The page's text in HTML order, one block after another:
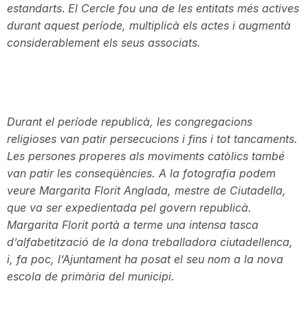
estandarts. El Cercle fou una de les entitats més actives
durant aquest període, multiplicà els actes i augmentà
considerablement els seus associats.
Durant el període republicà, les congregacions
religioses van patir persecucions i fins i tot tancaments.
Les persones properes als moviments catòlics també
van patir les conseqüències. A la fotografia podem
veure Margarita Florit Anglada, mestre de Ciutadella,
que va ser expedientada pel govern republicà.
Margarita Florit portà a terme una intensa tasca
d’alfabetització de la dona treballadora ciutadellenca,
i, fa poc, l’Ajuntament ha posat el seu nom a la nova
escola de primària del municipi.